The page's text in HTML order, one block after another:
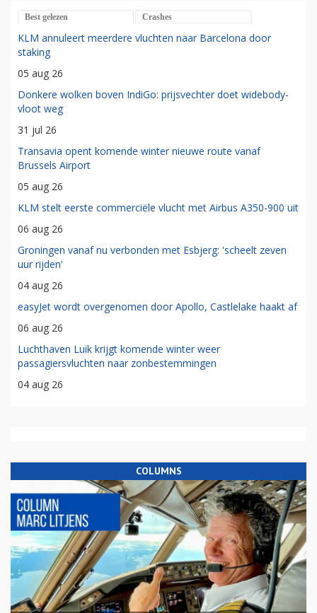
Best gelezen Crashes
KLM annuleert meerdere vluchten naar Barcelona door
staking
05 aug 26
Donkere wolken boven IndiGo: prijsvechter doet widebody-
vloot weg
31 jul 26
Transavia opent komende winter nieuwe route vanaf
Brussels Airport
05 aug 26
KLM stelt eerste commerciële vlucht met Airbus A350-900 uit
06 aug 26
Groningen vanaf nu verbonden met Esbjerg: 'scheelt zeven
uur rijden'
04 aug 26
easyJet wordt overgenomen door Apollo, Castlelake haakt af
06 aug 26
Luchthaven Luik krijgt komende winter weer
passagiersvluchten naar zonbestemmingen
04 aug 26
COLUMNS